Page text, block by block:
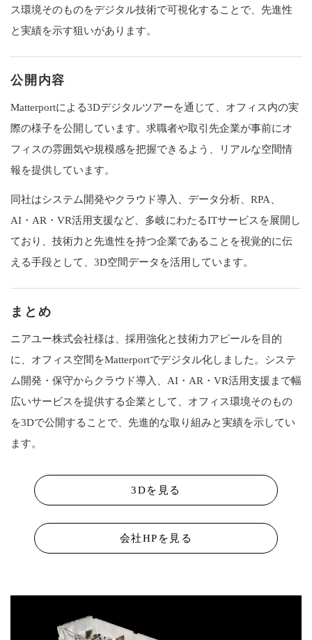
ス環境そのものをデジタル技術で可視化することで、先進性
と実績を示す狙いがあります。
公開内容
Matterportによる3Dデジタルツアーを通じて、オフィス内の実
際の様子を公開しています。求職者や取引先企業が事前にオ
フィスの雰囲気や規模感を把握できるよう、リアルな空間情
報を提供しています。
同社はシステム開発やクラウド導入、データ分析、RPA、
AI・AR・VR活用支援など、多岐にわたるITサービスを展開し
ており、技術力と先進性を持つ企業であることを視覚的に伝
える手段として、3D空間データを活用しています。
まとめ
ニアユー株式会社様は、採用強化と技術力アピールを目的
に、オフィス空間をMatterportでデジタル化しました。システ
ム開発・保守からクラウド導入、AI・AR・VR活用支援まで幅
広いサービスを提供する企業として、オフィス環境そのもの
を3Dで公開することで、先進的な取り組みと実績を示してい
ます。
3Dを見る
会社HPを見る